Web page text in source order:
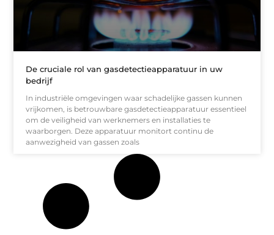
De cruciale rol van gasdetectieapparatuur in uw
bedrijf
In industriële omgevingen waar schadelijke gassen kunnen
vrijkomen, is betrouwbare gasdetectieapparatuur essentieel
om de veiligheid van werknemers en installaties te
waarborgen. Deze apparatuur monitort continu de
aanwezigheid van gassen zoals